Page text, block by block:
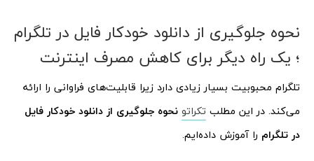
نحوه جلوگیری از دانلود خودکار فایل در تلگرام
؛ یک راه دیگر برای کاهش مصرف اینترنت
تلگرام محبوبیت بسیار زیادی دارد زیرا قابلیت‌های فراوانی را ارائه
می‌کند. در این مطلب تکراتو نحوه جلوگیری از دانلود خودکار فایل
در تلگرام را آموزش داده‌ایم.